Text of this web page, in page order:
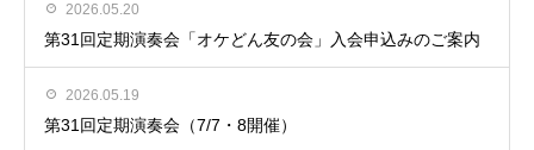
2026.05.20
第31回定期演奏会「オケどん友の会」入会申込みのご案内
2026.05.19
第31回定期演奏会（7/7・8開催）